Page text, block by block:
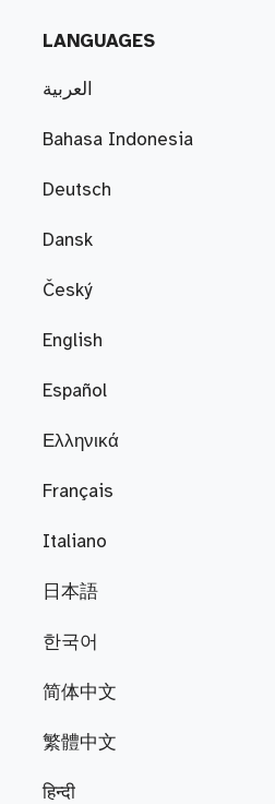
LANGUAGES
العربية
Bahasa Indonesia
Deutsch
Dansk
Český
English
Español
Ελληνικά
Français
Italiano
日本語
한국어
简体中文
繁體中文
हिन्दी